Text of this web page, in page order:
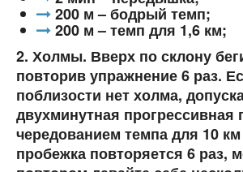
200 м – бодрый темп;
200 м – темп для 1,6 км;
2. Холмы. Вверх по склону
повторив упражнение 6 раз.
поблизости нет холма,
двухминутная прогрессивная
чередованием темпа для 10
пробежка повторяется 6 раз,